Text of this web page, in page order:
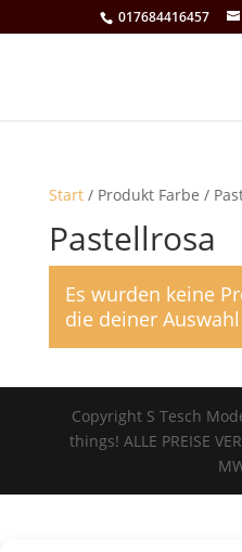
017684416457
Start/ Produkt Farbe /
Pastellrosa
Es wurden keine
die deiner
Copyright S Tesch
things! ALLE PREISE